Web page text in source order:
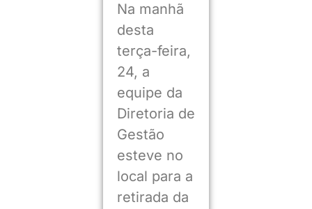
Na manhã
desta
terça-feira,
24, a
equipe da
Diretoria de
Gestão
esteve no
local para a
retirada da